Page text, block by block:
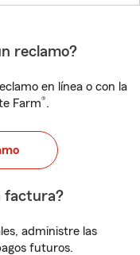
reclamo?
en línea o con la
Farm®.
factura?
administre las
futuros.